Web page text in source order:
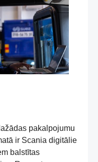
pakalpojumu
ir Scania digitālie
balstītas